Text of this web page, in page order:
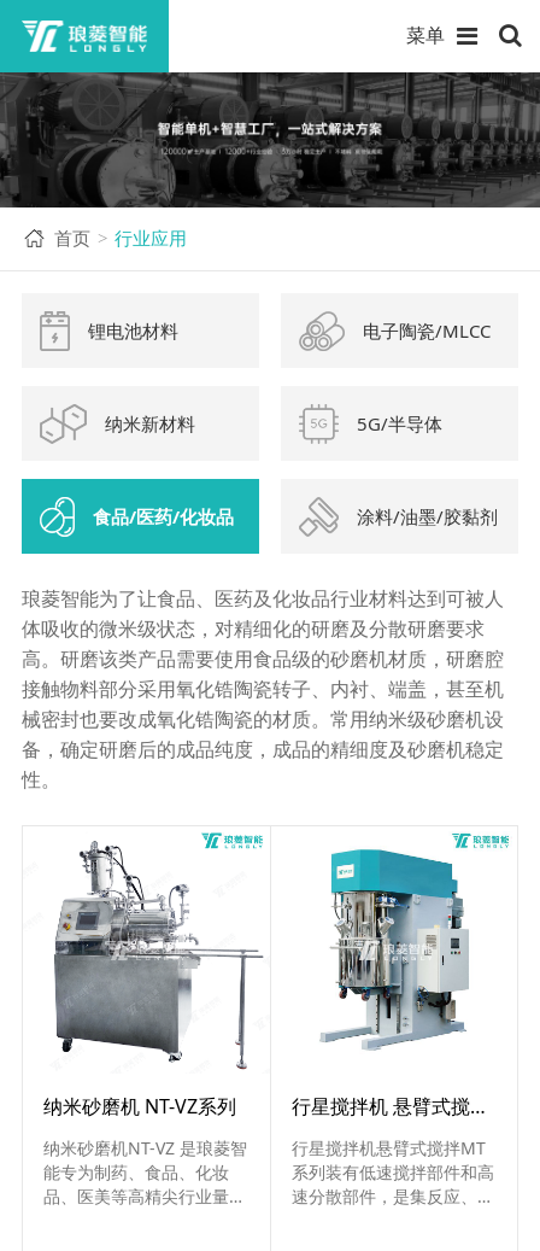
菜单
首页 > 行业应用
锂电池材料 电子陶瓷/MLCC
纳米新材料 5G/半导体
食品/医药/化妆品 涂料/油墨/胶黏剂
琅菱智能为了让食品、医药及化妆品行业材料达到可被人
体吸收的微米级状态，对精细化的研磨及分散研磨要求
高。研磨该类产品需要使用食品级的砂磨机材质，研磨腔
接触物料部分采用氧化锆陶瓷转子、内衬、端盖，甚至机
械密封也要改成氧化锆陶瓷的材质。常用纳米级砂磨机设
备，确定研磨后的成品纯度，成品的精细度及砂磨机稳定
性。
纳米砂磨机 NT-VZ系列
纳米砂磨机NT-VZ 是琅菱智
能专为制药、食品、化妆
品、医美等高精尖行业量身
行星搅拌机 悬臂式搅拌 MT系列
行星搅拌机悬臂式搅拌MT
系列装有低速搅拌部件和高
速分散部件，是集反应、混